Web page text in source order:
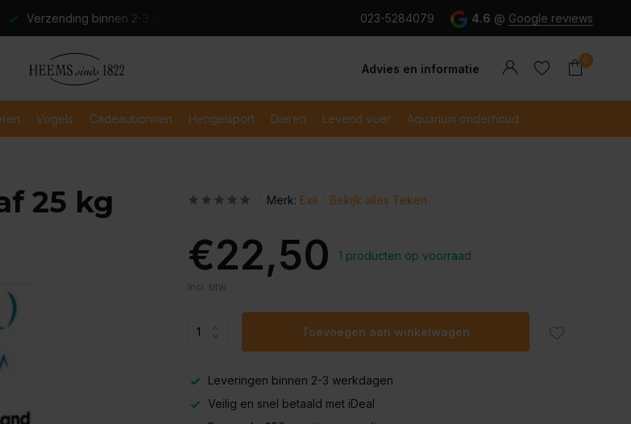
Verzending binnen 2-3 werkdagen Veilig en snel betaald met iDeal
023-5284079 4.6 @ Google reviews
Advies en informatie
0
Vogels Cadeaubonnen Hengelsport Dieren Levend voer Aquarium onderhoud
25 kg Merk: Exil Bekijk alles Teken
€22,50 1 producten op voorraad
Incl. btw
Toevoegen aan winkelwagen
Leveringen binnen 2-3 werkdagen
Veilig en snel betaald met iDeal